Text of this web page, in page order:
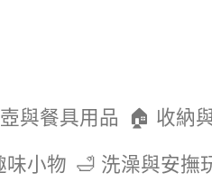
與餐具用品 🏠 收納
味小物 🛁 洗澡與安撫